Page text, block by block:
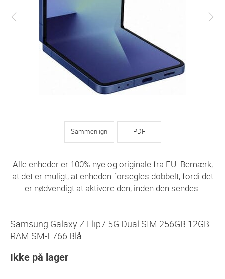
Sammenlign PDF
Alle enheder er 100% nye og originale fra EU. Bemærk,
at det er muligt, at enheden forsegles dobbelt, fordi det
er nødvendigt at aktivere den, inden den sendes.
Samsung Galaxy Z Flip7 5G Dual SIM 256GB 12GB
RAM SM-F766 Blå
Ikke på lager